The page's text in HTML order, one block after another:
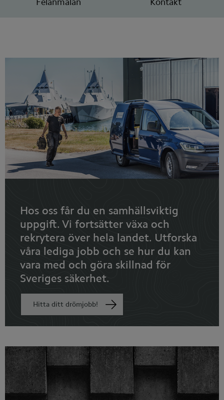
Hos oss får du en samhällsviktig
uppgift. Vi fortsätter växa och
rekrytera över hela landet. Utforska
våra lediga jobb och se hur du kan
vara med och göra skillnad för
Sveriges säkerhet.
Hitta ditt drömjobb!